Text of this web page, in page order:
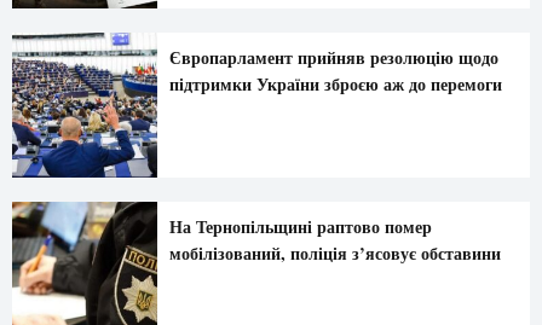
Європарламент прийняв резолюцію щодо
підтримки України зброєю аж до перемоги
На Тернопільщині раптово помер
мобілізований, поліція з’ясовує обставини